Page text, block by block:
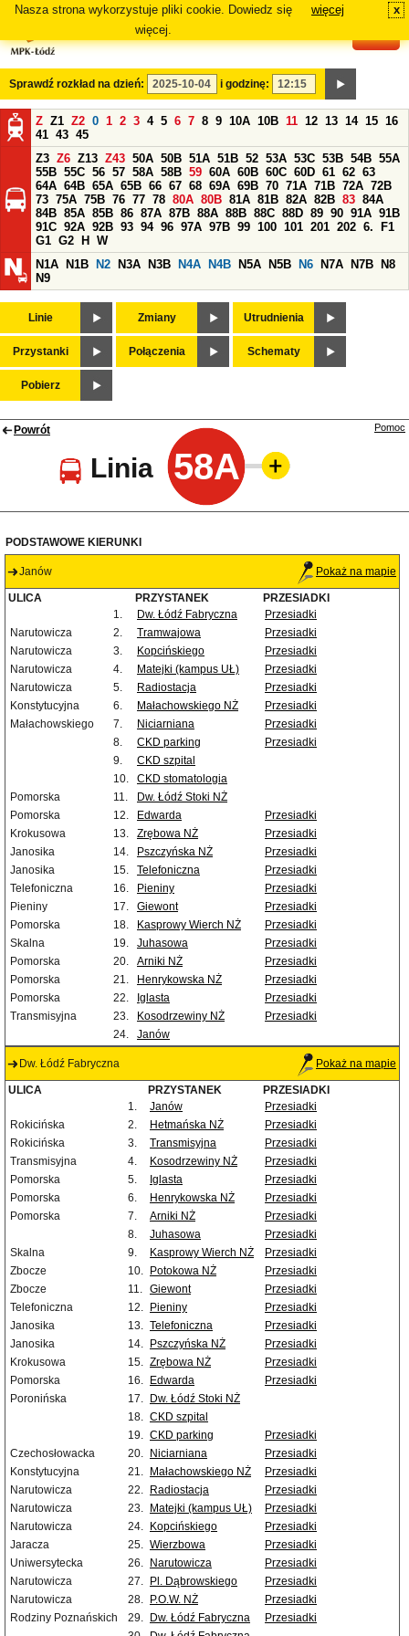
Nasza strona wykorzystuje pliki cookie. Dowiedz się
więcej.
więcej x
Sprawdź rozkład na dzień: i godzinę:
Z Z1 Z2 0 1 2 3 4 5 6 7 8 9 10A 10B 11 12 13 14 15 16
41 43 45
Z3 Z6 Z13 Z43 50A 50B 51A 51B 52 53A 53C 53B 54B 55A
55B 55C 56 57 58A 58B 59 60A 60B 60C 60D 61 62 63
64A 64B 65A 65B 66 67 68 69A 69B 70 71A 71B 72A 72B
73 75A 75B 76 77 78 80A 80B 81A 81B 82A 82B 83 84A
84B 85A 85B 86 87A 87B 88A 88B 88C 88D 89 90 91A 91B
91C 92A 92B 93 94 96 97A 97B 99 100 101 201 202 6.
F1
G1 G2 H
W
N1A
N1B N2 N3A N3B N4A N4B N5A N5B N6 N7A N7B
N8
N9
Linie Zmiany Utrudnienia
Przystanki Połączenia Schematy
Pobierz
Powrót
Linia 58A
Pomoc
PODSTAWOWE KIERUNKI
Janów Pokaż na mapie
ULICA PRZYSTANEK
PRZESIADKI
1.
Dw. Łódź Fabryczna
Przesiadki
Narutowicza
2. Tramwajowa
Przesiadki
Narutowicza
3. Kopcińskiego
Przesiadki
Narutowicza
4. Matejki (kampus UŁ)
Przesiadki
Narutowicza
5. Radiostacja
Przesiadki
Konstytucyjna
6. Małachowskiego NŻ
Przesiadki
Małachowskiego
7. Niciarniana
Przesiadki
8.
CKD parking
Przesiadki
9.
CKD szpital
10.
CKD stomatologia
Pomorska
11.
Dw. Łódź Stoki NŻ
Pomorska
12. Edwarda
Przesiadki
Krokusowa
13. Zrębowa NŻ
Przesiadki
Janosika
14. Pszczyńska NŻ
Przesiadki
Janosika
15. Telefoniczna
Przesiadki
Telefoniczna
16. Pieniny
Przesiadki
Pieniny
17. Giewont
Przesiadki
Pomorska
18. Kasprowy Wierch NŻ
Przesiadki
Skalna
19. Juhasowa
Przesiadki
Pomorska
20. Arniki NŻ
Przesiadki
Pomorska
21. Henrykowska NŻ
Przesiadki
Pomorska
22. Iglasta
Przesiadki
Transmisyjna
23. Kosodrzewiny NŻ
Przesiadki
24.
Janów
Dw. Łódź Fabryczna Pokaż na mapie
ULICA PRZYSTANEK
PRZESIADKI
1.
Janów
Przesiadki
Rokicińska
2. Hetmańska NŻ
Przesiadki
Rokicińska
3. Transmisyjna
Przesiadki
Transmisyjna
4. Kosodrzewiny NŻ
Przesiadki
Pomorska
5. Iglasta
Przesiadki
Pomorska
6. Henrykowska NŻ
Przesiadki
Pomorska
7. Arniki NŻ
Przesiadki
8.
Juhasowa
Przesiadki
Skalna
9. Kasprowy Wierch NŻ
Przesiadki
Zbocze
10. Potokowa NŻ
Przesiadki
Zbocze
11. Giewont
Przesiadki
Telefoniczna
12. Pieniny
Przesiadki
Janosika
13. Telefoniczna
Przesiadki
Janosika
14. Pszczyńska NŻ
Przesiadki
Krokusowa
15. Zrębowa NŻ
Przesiadki
Pomorska
16. Edwarda
Przesiadki
Poronińska
17.
Dw. Łódź Stoki NŻ
18. CKD szpital
19. CKD parking
Przesiadki
Czechosłowacka
20. Niciarniana
Przesiadki
Konstytucyjna
21. Małachowskiego NŻ
Przesiadki
Narutowicza
22. Radiostacja
Przesiadki
Narutowicza
23. Matejki (kampus UŁ)
Przesiadki
Narutowicza
24. Kopcińskiego
Przesiadki
Jaracza
25. Wierzbowa
Przesiadki
Uniwersytecka
26. Narutowicza
Przesiadki
Narutowicza
27. Pl. Dąbrowskiego
Przesiadki
Narutowicza
28. P.O.W. NŻ
Przesiadki
Rodziny Poznańskich
29. Dw. Łódź Fabryczna
Przesiadki